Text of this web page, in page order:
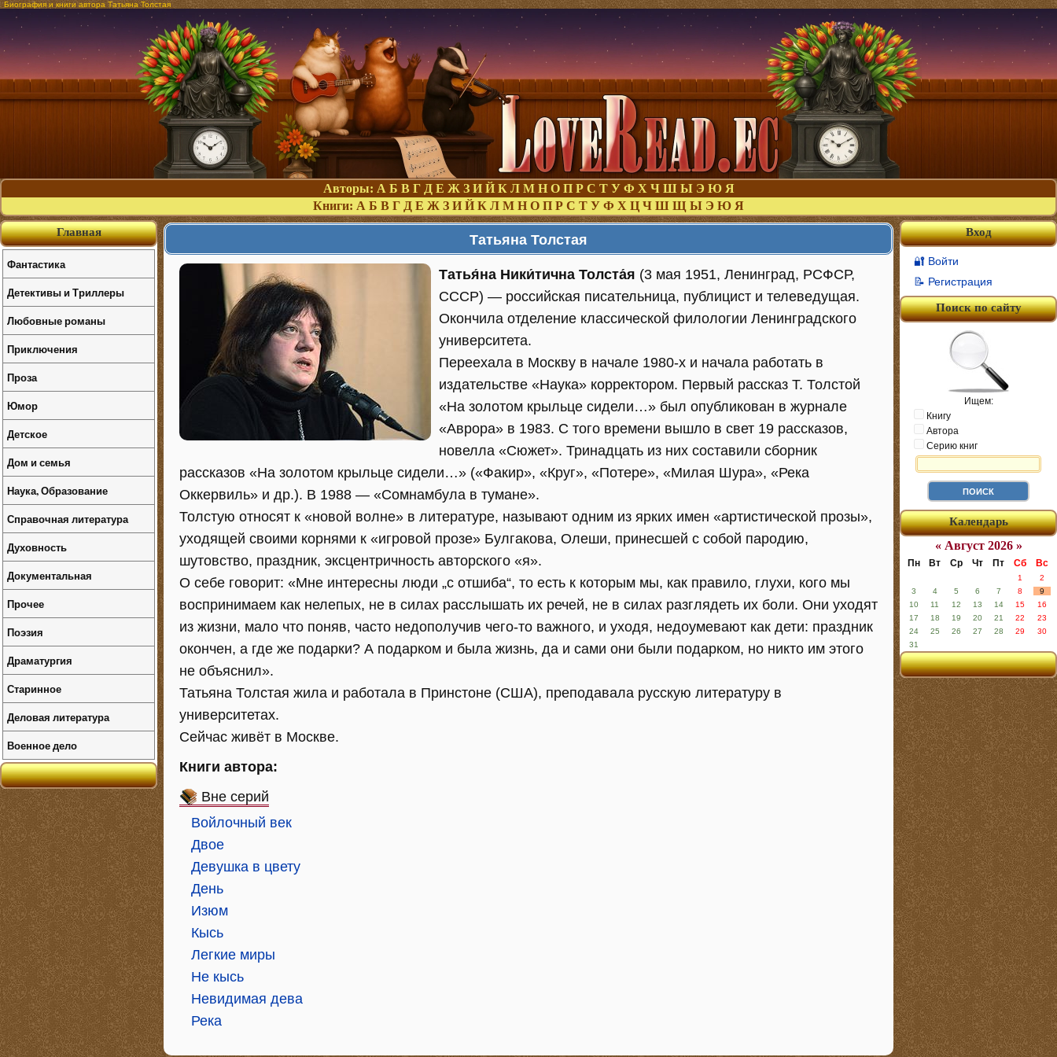
Биография и книги автора Татьяна Толстая
Авторы: А Б В Г Д Е Ж З И Й К Л М Н О П Р С Т У Ф Х Ч Ш Ы Э Ю Я
Книги: А Б В Г Д Е Ж З И Й К Л М Н О П Р С Т У Ф Х Ц Ч Ш Щ Ы Э Ю Я
Татьяна Толстая
Татья́на Ники́тична Толста́я (3 мая 1951, Ленинград, РСФСР,
СССР) — российская писательница, публицист и телеведущая.
Окончила отделение классической филологии Ленинградского
университета.
Переехала в Москву в начале 1980-х и начала работать в
издательстве «Наука» корректором. Первый рассказ Т. Толстой
«На золотом крыльце сидели…» был опубликован в журнале
«Аврора» в 1983. С того времени вышло в свет 19 рассказов,
новелла «Сюжет». Тринадцать из них составили сборник
рассказов «На золотом крыльце сидели…» («Факир», «Круг», «Потере», «Милая Шура», «Река
Оккервиль» и др.). В 1988 — «Сомнамбула в тумане».
Толстую относят к «новой волне» в литературе, называют одним из ярких имен «артистической прозы»,
уходящей своими корнями к «игровой прозе» Булгакова, Олеши, принесшей с собой пародию,
шутовство, праздник, эксцентричность авторского «я».
О себе говорит: «Мне интересны люди „с отшиба“, то есть к которым мы, как правило, глухи, кого мы
воспринимаем как нелепых, не в силах расслышать их речей, не в силах разглядеть их боли. Они уходят
из жизни, мало что поняв, часто недополучив чего-то важного, и уходя, недоумевают как дети: праздник
окончен, а где же подарки? А подарком и была жизнь, да и сами они были подарком, но никто им этого
не объяснил».
Татьяна Толстая жила и работала в Принстоне (США), преподавала русскую литературу в
университетах.
Сейчас живёт в Москве.
Книги автора:
Вне серий
Войлочный век
Двое
Девушка в цвету
День
Изюм
Кысь
Легкие миры
Не кысь
Невидимая дева
Река
Вход
🔐 Войти
📝 Регистрация
Поиск по сайту
Ищем:
Книгу
Автора
Серию книг
Календарь
« Август 2026 »
Пн Вт Ср Чт Пт Сб Вс
1
2
3
4 5 6 7 8
9
10
11 12 13 14 15
16
17
18 19 20 21 22
23
24
25 26 27 28 29
30
31
Главная
Фантастика
Детективы и Триллеры
Любовные романы
Приключения
Проза
Юмор
Детское
Дом и семья
Наука, Образование
Справочная литература
Духовность
Документальная
Прочее
Поэзия
Драматургия
Старинное
Деловая литература
Военное дело